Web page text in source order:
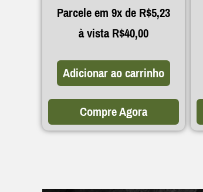
Parcele em 9x deR$5,23
à vistaR$40,00
Adicionar ao carrinho
Compre Agora